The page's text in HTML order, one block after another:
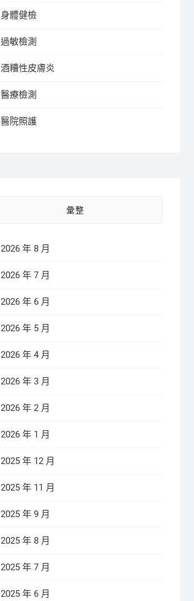
身體健檢
過敏檢測
酒糟性皮膚炎
醫療檢測
醫院照護
彙整
2026 年 8 月
2026 年 7 月
2026 年 6 月
2026 年 5 月
2026 年 4 月
2026 年 3 月
2026 年 2 月
2026 年 1 月
2025 年 12 月
2025 年 11 月
2025 年 9 月
2025 年 8 月
2025 年 7 月
2025 年 6 月